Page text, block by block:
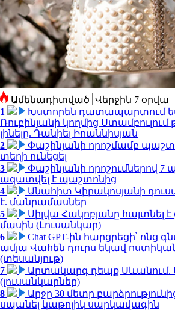
Ամենադիտված
1
Խստորեն դատապարտում
Ռուբինյանի կողմից
լինելը. Դանիել Իոաննիսյան
2
Փաշինյանի որոշմամբ
տեղի ունեցել
3
Փաշինյանի որոշումներով 7
ազատվել է պաշտոնից
4
Անահիտ Կիրակոսյանի
է. մանրամասներ
5
Սիլվա Հակոբյանը հայտնել
մասին (Լուսանկար)
6
Chat GPT-ին հարցրեցի՝ ոնց
ամյա Վահեն դուրս եկավ
(տեսանյութ)
7
Արտակարգ դեպք Սևանում.
(լուսանկարներ)
8
Արջը 30 մետր
սպանել կաթոլիկ սարկավագին